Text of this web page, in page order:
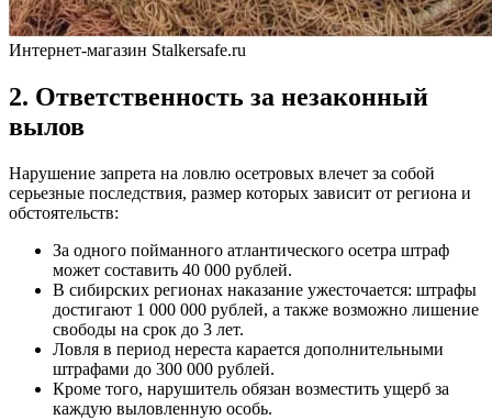
Интернет-магазин Stalkersafe.ru
2. Ответственность за незаконный
вылов
Нарушение запрета на ловлю осетровых влечет за собой
серьезные последствия, размер которых зависит от региона и
обстоятельств:
За одного пойманного атлантического осетра штраф
может составить 40 000 рублей.
В сибирских регионах наказание ужесточается: штрафы
достигают 1 000 000 рублей, а также возможно лишение
свободы на срок до 3 лет.
Ловля в период нереста карается дополнительными
штрафами до 300 000 рублей.
Кроме того, нарушитель обязан возместить ущерб за
каждую выловленную особь.